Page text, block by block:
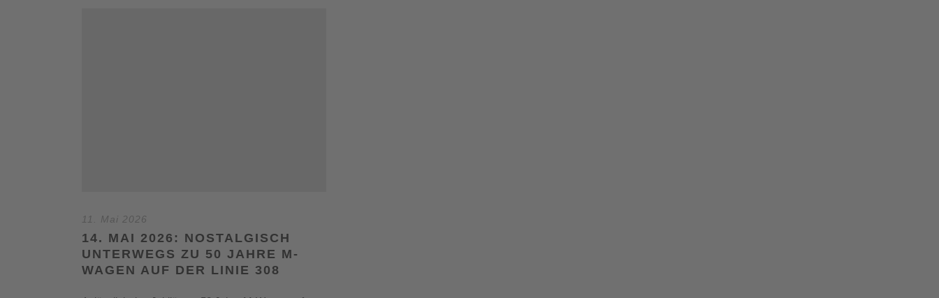
11. Mai 2026
14. MAI 2026: NOSTALGISCH
UNTERWEGS ZU 50 JAHRE M-
WAGEN AUF DER LINIE 308